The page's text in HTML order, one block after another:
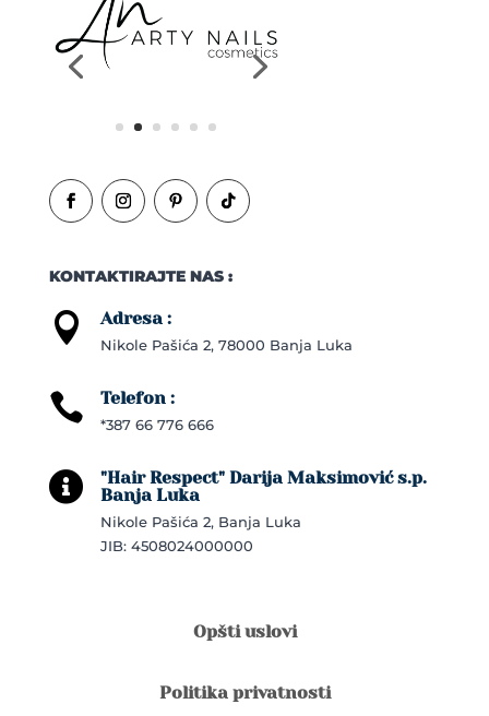
KONTAKTIRAJTE NAS :
 Adresa :
Nikole Pašića 2, 78000 Banja Luka
 Telefon :
*387 66 776 666

"Hair Respect" Darija Maksimović s.p.
Banja Luka
Nikole Pašića 2, Banja Luka
JIB: 4508024000000
Opšti uslovi
Politika privatnosti